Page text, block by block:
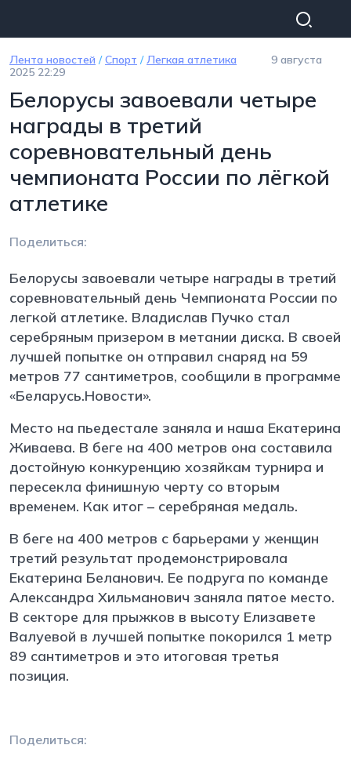
Лента новостей /Спорт /Легкая атлетика
9 августа
2025 22:29
Белорусы завоевали четыре
награды в третий
соревновательный день
чемпионата России по лёгкой
атлетике
Поделиться:
Белорусы завоевали четыре награды в третий
соревновательный день Чемпионата России по
легкой атлетике. Владислав Пучко стал
серебряным призером в метании диска. В своей
лучшей попытке он отправил снаряд на 59
метров 77 сантиметров, сообщили в программе
«Беларусь.Новости».
Место на пьедестале заняла и наша Екатерина
Живаева. В беге на 400 метров она составила
достойную конкуренцию хозяйкам турнира и
пересекла финишную черту со вторым
временем. Как итог – серебряная медаль.
В беге на 400 метров с барьерами у женщин
третий результат продемонстрировала
Екатерина Беланович. Ее подруга по команде
Александра Хильманович заняла пятое место.
В секторе для прыжков в высоту Елизавете
Валуевой в лучшей попытке покорился 1 метр
89 сантиметров и это итоговая третья
позиция.
Поделиться: